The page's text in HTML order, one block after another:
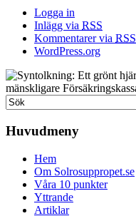
Logga in
Inlägg via RSS
Kommentarer via RSS
WordPress.org
Huvudmeny
Hem
Om Solrosuppropet.se
Våra 10 punkter
Yttrande
Artiklar